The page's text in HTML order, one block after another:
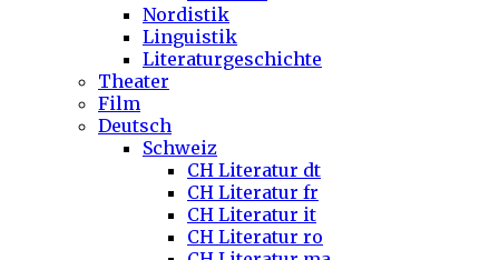
Nordistik
Linguistik
Literaturgeschichte
Theater
Film
Deutsch
Schweiz
CH Literatur dt
CH Literatur fr
CH Literatur it
CH Literatur ro